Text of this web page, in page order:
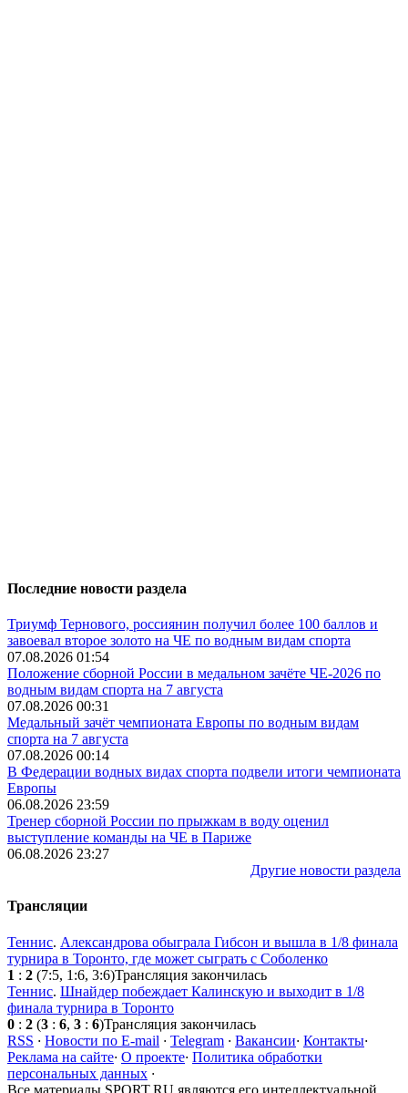
Последние новости раздела
Триумф Тернового, россиянин получил более 100 баллов и
завоевал второе золото на ЧЕ по водным видам спорта
07.08.2026 01:54
Положение сборной России в медальном зачёте ЧЕ-2026 по
водным видам спорта на 7 августа
07.08.2026 00:31
Медальный зачёт чемпионата Европы по водным видам
спорта на 7 августа
07.08.2026 00:14
В Федерации водных видах спорта подвели итоги чемпионата
Европы
06.08.2026 23:59
Тренер сборной России по прыжкам в воду оценил
выступление команды на ЧЕ в Париже
06.08.2026 23:27
Другие новости раздела
Трансляции
Теннис. Александрова обыграла Гибсон и вышла в 1/8 финала
турнира в Торонто, где может сыграть с Соболенко
1 : 2 (7:5, 1:6, 3:6)Трансляция закончилась
Теннис. Шнайдер побеждает Калинскую и выходит в 1/8
финала турнира в Торонто
0 : 2 (3 : 6, 3 : 6)Трансляция закончилась
RSS · Новости по E-mail · Telegram · Вакансии· Контакты·
Реклама на сайте· О проекте· Политика обработки
персональных данных ·
Все материалы SPORT.RU являются его интеллектуальной